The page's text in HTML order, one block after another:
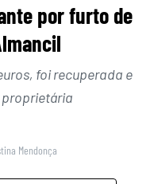
por furto de
foi recuperada e
proprietária
Mendonça